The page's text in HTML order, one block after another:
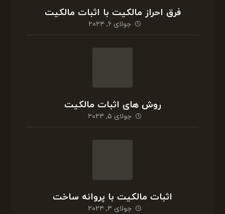
فرق احراز مالکیت با اثبات مالکیت
جولای ۶, ۲۰۲۴
روش های اثبات مالکیت
جولای ۵, ۲۰۲۴
اثبات مالکیت با پروانه ساخت
جولای ۴, ۲۰۲۴